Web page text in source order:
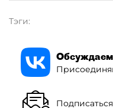
Тэги:
Обсуждаем